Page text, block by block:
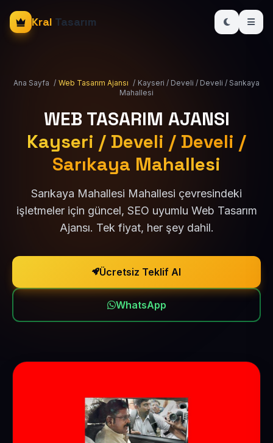
Kral Tasarım
Ana Sayfa / Web Tasarım Ajansı / Kayseri / Develi / Develi / Sarıkaya
Mahallesi
WEB TASARIM AJANSI
Kayseri / Develi / Develi /
Sarıkaya Mahallesi
Sarıkaya Mahallesi Mahallesi çevresindeki
işletmeler için güncel, SEO uyumlu Web Tasarım
Ajansı. Tek fiyat, her şey dahil.
Ücretsiz Teklif Al
WhatsApp